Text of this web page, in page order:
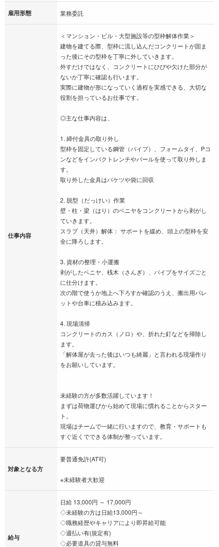
雇用形態 業務委託
仕事内容
＜マンション・ビル・大型施設等の型枠解体作業＞
建物を建てる際、型枠に流し込んだコンクリートが固ま
った後にその型枠を丁寧に外していきます。
外すだけではなく、コンクリートにひびや欠けた部分が
ないか丁寧に確認も行います。
実際に建物が形になっていく過程を実感できる、大切な
役割を担っているお仕事です。
◎主な仕事内容は、
1. 締付金具の取り外し
型枠を固定している鋼管（パイプ）、フォームタイ、Pコ
ンなどをインパクトレンチやバールを使って取り外しま
す。
取り外した金具はバケツや袋に回収
2. 脱型（だっけい）作業
壁・柱・梁（はり）のベニヤをコンクリートから剥がし
ていきます。
スラブ（天井）解体： サポートを緩め、頭上の型枠を安
全に降ろします。
3. 資材の整理・小運搬
剥がしたベニヤ、桟木（さんぎ）、パイプをサイズごと
に仕分けます。
次の階で使うか地上へ下ろすか確認のうえ、搬出用パレ
ットや台車に積み込みます。
4. 現場清掃
コンクリートのカス（ノロ）や、折れた釘などを掃除し
ます。
「解体屋が去った後はいつも綺麗」と言われる現場作り
をお願いしています。
未経験の方が多数活躍しています！
まずは荷物運びから始めて現場に慣れることからスター
ト。
現場はチームで一緒に行いますので、教育・サポートも
すぐ近くでできる体制が整っています。
対象となる方
要普通免許(AT可)
※未経験者大歓迎
給与
日給 13,000円 ～ 17,000円
◇未経験の方は日給13,000円～
◇職務経歴やキャリアにより即昇給可能
◇週払い有(規定有)
◇必要道具の貸与無料